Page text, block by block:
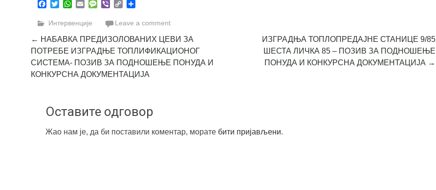
Facebook
TwitterWhatsApp
EmailMessage
Viber Copy
Интервенције Leave a comment
Post
navigation
← НАБАВКА ПРЕДИЗОЛОВАНИХ ЦЕВИ ЗА
ПОТРЕБЕ ИЗГРАДЊЕ ТОПЛИФИКАЦИОНОГ
СИСТЕМA- ПОЗИВ ЗА ПОДНОШЕЊЕ ПОНУДА И
КОНКУРСНА ДОКУМЕНТАЦИЈА
ИЗГРАДЊА ТОПЛОПРЕДАЈНЕ СТАНИЦЕ 9/85
ШЕСТА ЛИЧКА 85 – ПОЗИВ ЗА ПОДНОШЕЊЕ
ПОНУДА И КОНКУРСНА ДОКУМЕНТАЦИЈА →
Оставите одговор
Жао нам је, да би поставили коментар, морате бити пријављени.